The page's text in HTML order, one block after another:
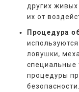
других
их от
Процедура
ловушки,
специальные
процедуры
безопасности.